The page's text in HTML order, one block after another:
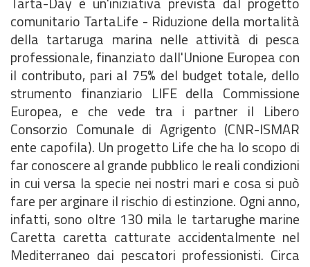
comunitario TartaLife - Riduzione della mortalità
della tartaruga marina nelle attività di pesca
professionale, finanziato dall'Unione Europea con
il contributo, pari al 75% del budget totale, dello
strumento finanziario LIFE della Commissione
Europea, e che vede tra i partner il Libero
Consorzio Comunale di Agrigento (CNR-ISMAR
ente capofila). Un progetto Life che ha lo scopo di
far conoscere al grande pubblico le reali condizioni
in cui versa la specie nei nostri mari e cosa si può
fare per arginare il rischio di estinzione. Ogni anno,
infatti, sono oltre 130 mila le tartarughe marine
Caretta caretta catturate accidentalmente nel
Mediterraneo dai pescatori professionisti. Circa